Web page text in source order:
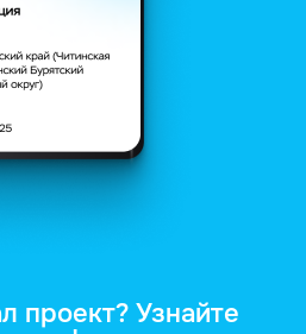
проект? Узнайте